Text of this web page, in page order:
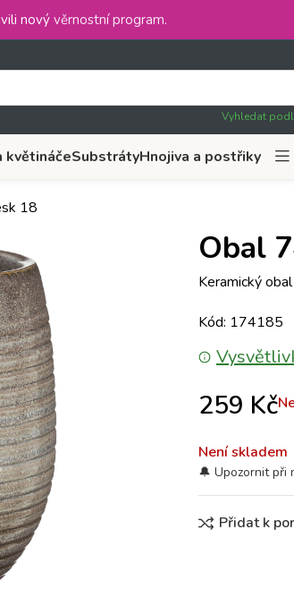
nový věrnostní program.
Vyhledat
květináčeSubstrátyHnojiva a postřiky
18
Obal
Keramický
Kód: 174185
259 Kč
Není skladem
Přidat k